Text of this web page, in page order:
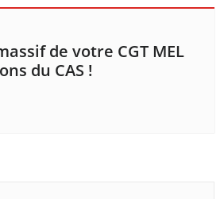
de votre CGT MEL
du CAS !